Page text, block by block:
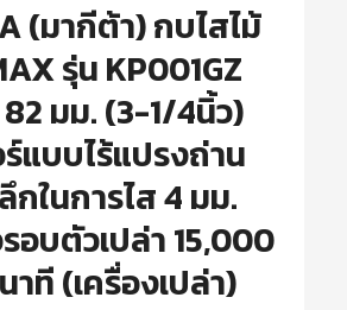
(มากีต้า) กบไสไม้
รุ่น KP001GZ
มม. (3-1/4นิ้ว)
แบบไร้แปรงถ่าน
กในการไส 4 มม.
อบตัวเปล่า 15,000
ที (เครื่องเปล่า)